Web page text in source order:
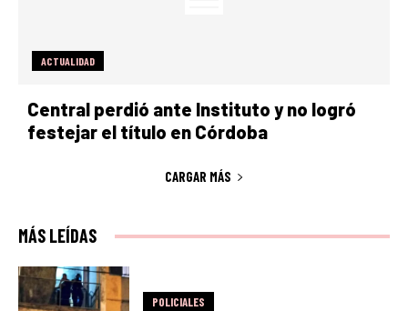
ACTUALIDAD
Central perdió ante Instituto y no logró
festejar el título en Córdoba
CARGAR MÁS
MÁS LEÍDAS
POLICIALES